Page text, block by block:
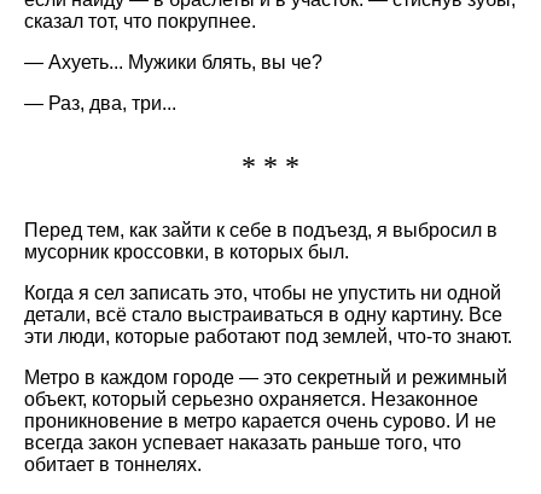
сказал тот, что покрупнее.
— Ахуеть... Мужики блять, вы че?
— Раз, два, три...
* * *
Перед тем, как зайти к себе в подъезд, я выбросил в
мусорник кроссовки, в которых был.
Когда я сел записать это, чтобы не упустить ни одной
детали, всё стало выстраиваться в одну картину. Все
эти люди, которые работают под землей, что-то знают.
Метро в каждом городе — это секретный и режимный
объект, который серьезно охраняется. Незаконное
проникновение в метро карается очень сурово. И не
всегда закон успевает наказать раньше того, что
обитает в тоннелях.